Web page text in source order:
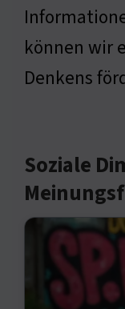
können wir
Denkens
Soziale